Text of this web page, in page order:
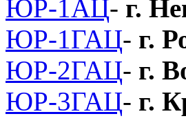
ЮР-1АЦ- г.
ЮР-1ГАЦ- г.
ЮР-2ГАЦ- г.
ЮР-3ГАЦ- г.